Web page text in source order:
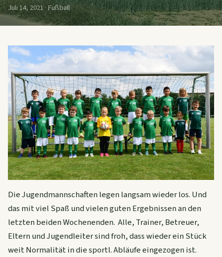
Juli 14, 2021 · Fußball
Die Jugendmannschaften legen langsam wieder los. Und
das mit viel Spaß und vielen guten Ergebnissen an den
letzten beiden Wochenenden. Alle, Trainer, Betreuer,
Eltern und Jugendleiter sind froh, dass wieder ein Stück
weit Normalität in die sportl. Abläufe eingezogen ist.